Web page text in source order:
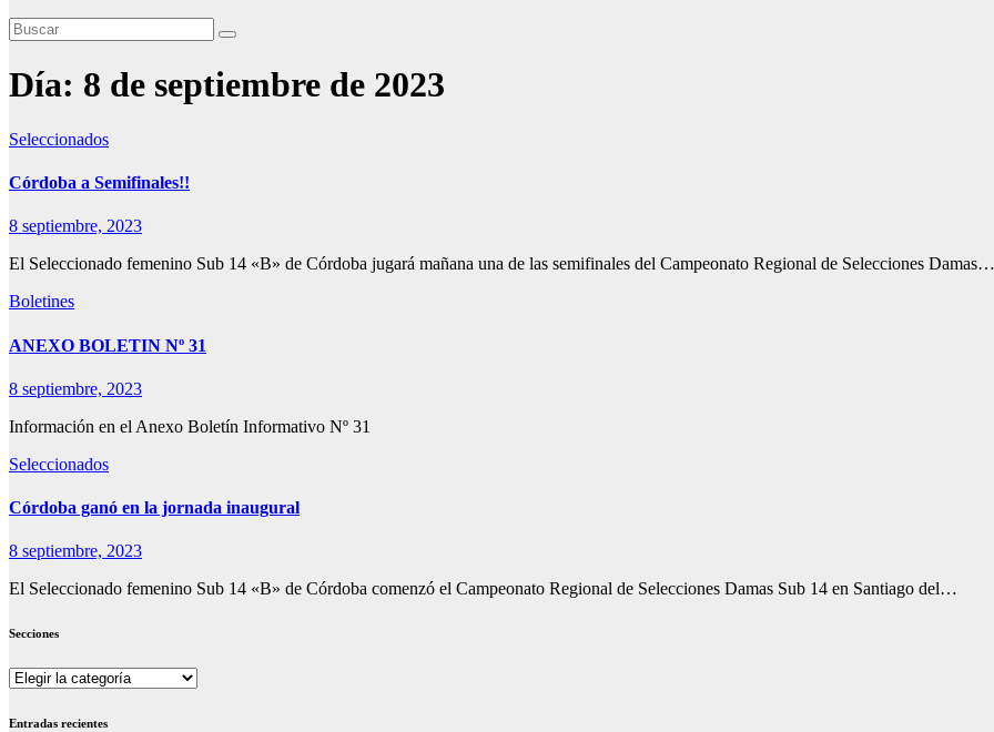
Día: 8 de septiembre de 2023
Seleccionados
Córdoba a Semifinales!!
8 septiembre, 2023
El Seleccionado femenino Sub 14 «B» de Córdoba jugará mañana una de las semifinales del Campeonato Regional de Selecciones Damas…
Boletines
ANEXO BOLETIN Nº 31
8 septiembre, 2023
Información en el Anexo Boletín Informativo Nº 31
Seleccionados
Córdoba ganó en la jornada inaugural
8 septiembre, 2023
El Seleccionado femenino Sub 14 «B» de Córdoba comenzó el Campeonato Regional de Selecciones Damas Sub 14 en Santiago del…
Secciones
Secciones
Entradas recientes